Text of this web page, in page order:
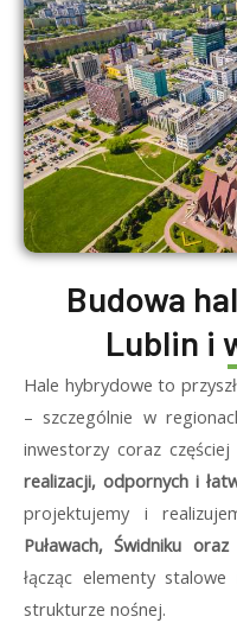
Budowa
Lublin i
Hale hybrydowe to
– szczególnie w
inwestorzy coraz częściej
realizacji, odpornych i
projektujemy i
Puławach, Świdniku
łącząc elementy
strukturze nośnej.